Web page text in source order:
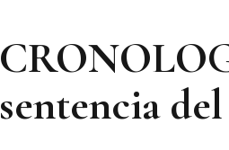
sentencia